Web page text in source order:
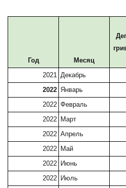
Год Месяц
2021
Декабрь
2022 Январь
2022 Февраль
2022 Март
2022 Апрель
2022 Май
2022 Июнь
2022 Июль